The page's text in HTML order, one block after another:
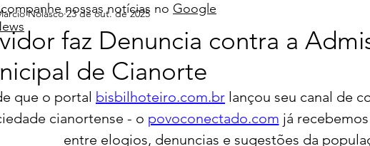
Sala de Redação Espaço Itaipu
Paraná Política Esportes
Coluna André Marsiglia (Im)pertinências
faz Denuncia contra a
de Cianorte
Nolasco 23 de out. de 2025
que o portal bisbilhoteiro.com.br lançou seu canal de
cianortense - o povoconectado.com já recebemos
entre elogios, denuncias e sugestões da
nossas notícias no Google